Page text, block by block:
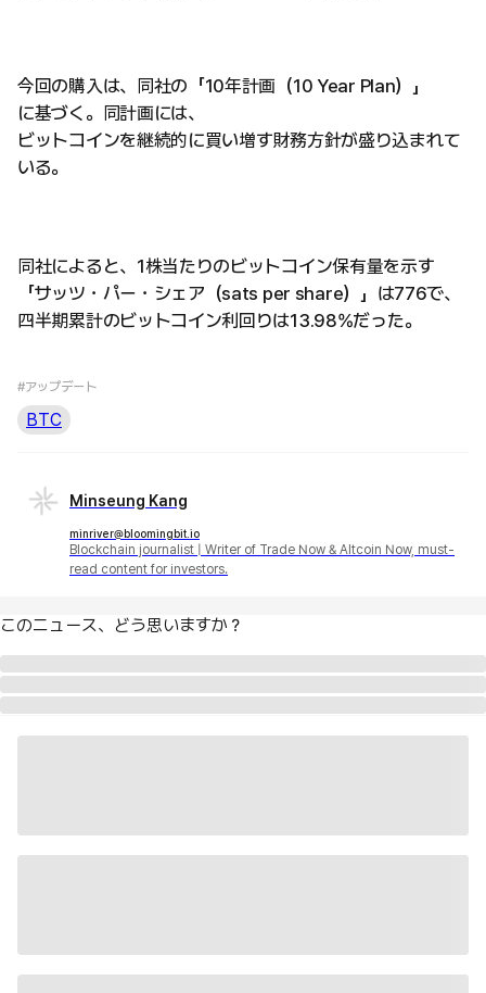
今回の購入は、同社の「10年計画（10 Year Plan）」
に基づく。同計画には、
ビットコインを継続的に買い増す財務方針が盛り込まれて
いる。
同社によると、1株当たりのビットコイン保有量を示す
「サッツ・パー・シェア（sats per share）」は776で、
四半期累計のビットコイン利回りは13.98%だった。
#アップデート
BTC
Minseung Kang
minriver@bloomingbit.io
Blockchain journalist | Writer of Trade Now & Altcoin Now, must-
read content for investors.
このニュース、どう思いますか？